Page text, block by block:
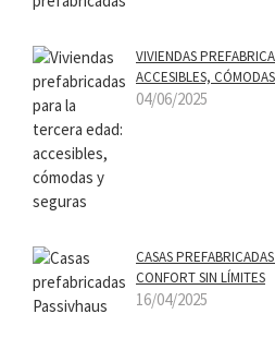
VIVIENDAS
ACCESIBLES,
04/06/2025
CASAS
CONFORT SIN LÍMITES
16/04/2025